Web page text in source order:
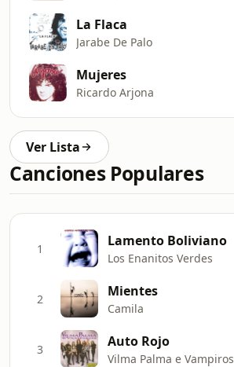
La Flaca
Jarabe De Palo
Mujeres
Ricardo Arjona
Ver Lista
Canciones Populares
1 Lamento Boliviano
Los Enanitos Verdes
2 Mientes
Camila
3 Auto Rojo
Vilma Palma e Vampiros